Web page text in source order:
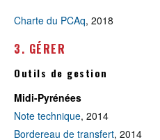
Charte du PCAq, 2018
3. GÉRER
Outils de gestion
Midi-Pyrénées
Note technique, 2014
Bordereau de transfert, 2014